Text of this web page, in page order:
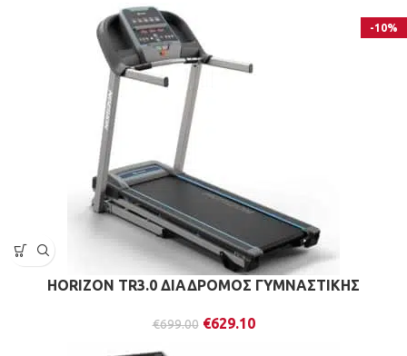
-10%
HORIZON TR3.0 ΔΙΑΔΡΟΜΟΣ ΓΥΜΝΑΣΤΙΚΗΣ
€699.00 €629.10